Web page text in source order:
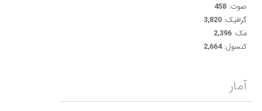
صوت: 458
گرافیک: 3,820
مک: 2,396
کنسول:2,664
آمار